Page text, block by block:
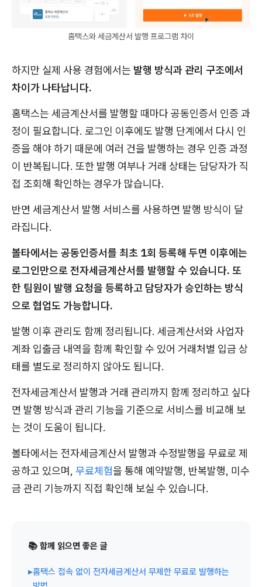
홈택스와 세금계산서 발행 프로그램 차이
하지만 실제 사용 경험에서는 발행 방식과 관리 구조에서
차이가 나타납니다.
홈택스는 세금계산서를 발행할 때마다 공동인증서 인증 과
정이 필요합니다. 로그인 이후에도 발행 단계에서 다시 인
증을 해야 하기 때문에 여러 건을 발행하는 경우 인증 과정
이 반복됩니다. 또한 발행 여부나 거래 상태는 담당자가 직
접 조회해 확인하는 경우가 많습니다.
반면 세금계산서 발행 서비스를 사용하면 발행 방식이 달
라집니다.
볼타에서는 공동인증서를 최초 1회 등록해 두면 이후에는
로그인만으로 전자세금계산서를 발행할 수 있습니다. 또
한 팀원이 발행 요청을 등록하고 담당자가 승인하는 방식
으로 협업도 가능합니다.
발행 이후 관리도 함께 정리됩니다. 세금계산서와 사업자
계좌 입출금 내역을 함께 확인할 수 있어 거래처별 입금 상
태를 별도로 정리하지 않아도 됩니다.
전자세금계산서 발행과 거래 관리까지 함께 정리하고 싶다
면 발행 방식과 관리 기능을 기준으로 서비스를 비교해 보
는 것이 도움이 됩니다.
볼타에서는 전자세금계산서 발행과 수정발행을 무료로 제
공하고 있으며, 무료체험을 통해 예약발행, 반복발행, 미수
금 관리 기능까지 직접 확인해 보실 수 있습니다.
📚 함께 읽으면 좋은 글
▸홈택스 접속 없이 전자세금계산서 무제한 무료로 발행하는